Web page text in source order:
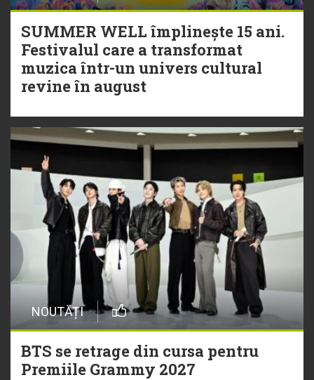
SUMMER WELL împlinește 15 ani.
Festivalul care a transformat
muzica într-un univers cultural
revine în august
NOUTĂȚI
BTS se retrage din cursa pentru
Premiile Grammy 2027